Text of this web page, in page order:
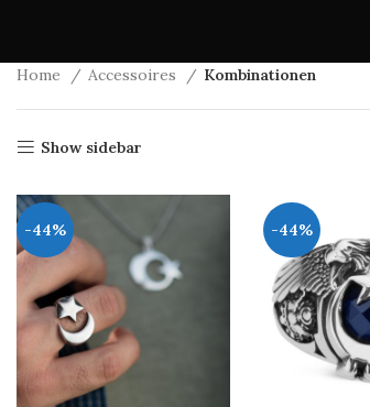
Home Accessoires Kombinationen
Show sidebar
-44% -44%